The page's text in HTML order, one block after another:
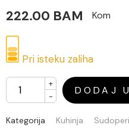
222.00 BAM Kom
Pri isteku zaliha
+
-
DODAJ
Kategorija Kuhinja Sudoperi